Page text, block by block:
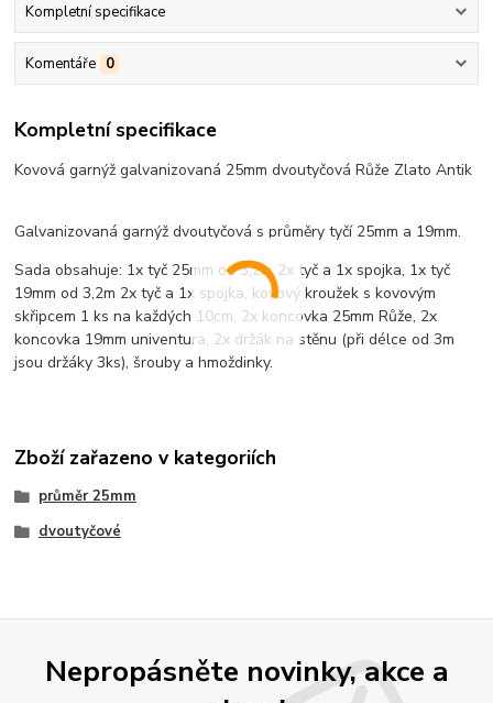
Kompletní specifikace
Komentáře 0
Kompletní specifikace
Kovová garnýž galvanizovaná 25mm dvoutyčová Růže Zlato Antik
Galvanizovaná garnýž dvoutyčová s průměry tyčí 25mm a 19mm.
Sada obsahuje: 1x tyč 25mm od 3,2m 2x tyč a 1x spojka, 1x tyč
19mm od 3,2m 2x tyč a 1x spojka, kovový kroužek s kovovým
skřipcem 1 ks na každých 10cm, 2x koncovka 25mm Růže, 2x
koncovka 19mm univentura, 2x držák na stěnu (při délce od 3m
jsou držáky 3ks), šrouby a hmoždinky.
Zboží zařazeno v kategoriích
průměr 25mm
dvoutyčové
Nepropásněte novinky, akce a